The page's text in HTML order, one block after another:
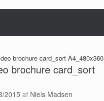
brochure card_sort A4_480x360
brochure card_sort
2015 af Niels Madsen